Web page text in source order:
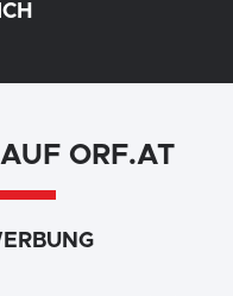
ORF.AT